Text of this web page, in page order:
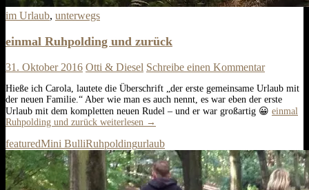
im Urlaub, unterwegs
einmal Ruhpolding und zurück
31. Oktober 2016 Otti & Diesel Schreibe einen Kommentar
Hieße ich Carola, lautete die Überschrift „der erste gemeinsame Urlaub mit
der neuen Familie.“ Aber wie man es auch nennt, es war eben der erste
Urlaub mit dem kompletten neuen Rudel – und er war großartig 😀 einmal
Ruhpolding und zurück weiterlesen →
featuredMini BulliRuhpoldingurlaub